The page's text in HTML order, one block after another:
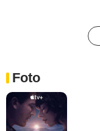
Foto